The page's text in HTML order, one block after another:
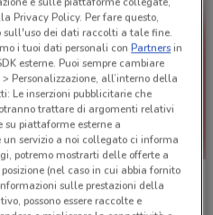
Gabel
Scade il 19/05
Privacy Policy. Per fare questo,
sull'uso dei dati raccolti a tale fine.
i tuoi dati personali conPartnersin
esterne. Puoi sempre cambiare
Personalizzazione, all’interno della
Le inserzioni pubblicitarie che
trattare di argomenti relativi
piattaforme esterne a
un servizio a noi collegato ci informa
potremo mostrarti delle offerte a
(nel caso in cui abbia fornito
sulle prestazioni della
possono essere raccolte e